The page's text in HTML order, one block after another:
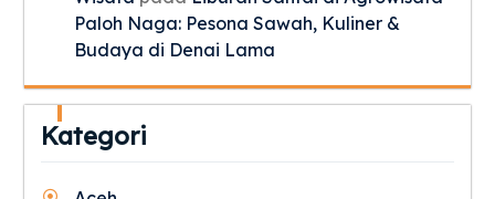
Paloh Naga: Pesona Sawah, Kuliner &
Budaya di Denai Lama
Kategori